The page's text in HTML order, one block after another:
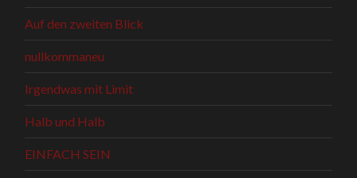
Auf den zweiten Blick
nullkommaneu
Irgendwas mit Limit
Halb und Halb
EINFACH SEIN